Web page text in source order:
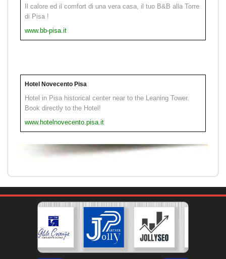
Il calore ed il comfort di una vera casa, il tuo B&B alla Torre
di Pisa !
www.bb-pisa.it
Hotel Novecento Pisa
Hotel in Pisa historical center near to the Leaning Tower.
Book directly to the Hotel!
www.hotelnovecento.pisa.it